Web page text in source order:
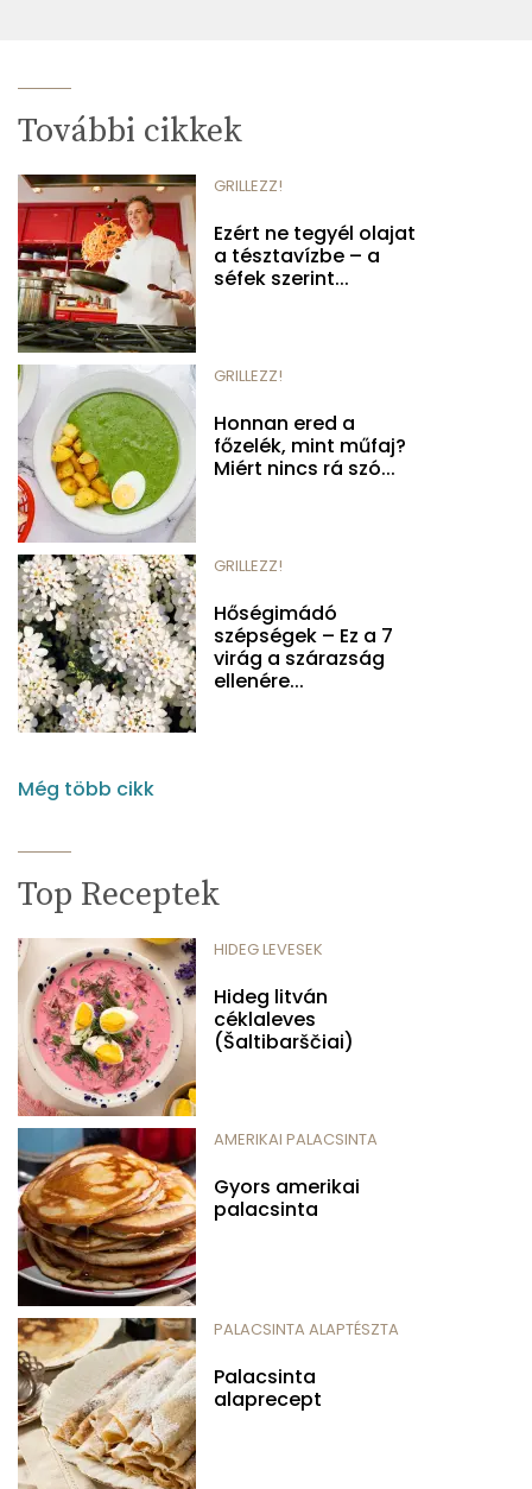
További cikkek
GRILLEZZ!
Ezért ne tegyél olajat
a tésztavízbe – a
séfek szerint...
GRILLEZZ!
Honnan ered a
főzelék, mint műfaj?
Miért nincs rá szó...
GRILLEZZ!
Hőségimádó
szépségek – Ez a 7
virág a szárazság
ellenére...
Még több cikk
Top Receptek
HIDEG LEVESEK
Hideg litván
céklaleves
(Šaltibarščiai)
AMERIKAI PALACSINTA
Gyors amerikai
palacsinta
PALACSINTA ALAPTÉSZTA
Palacsinta
alaprecept